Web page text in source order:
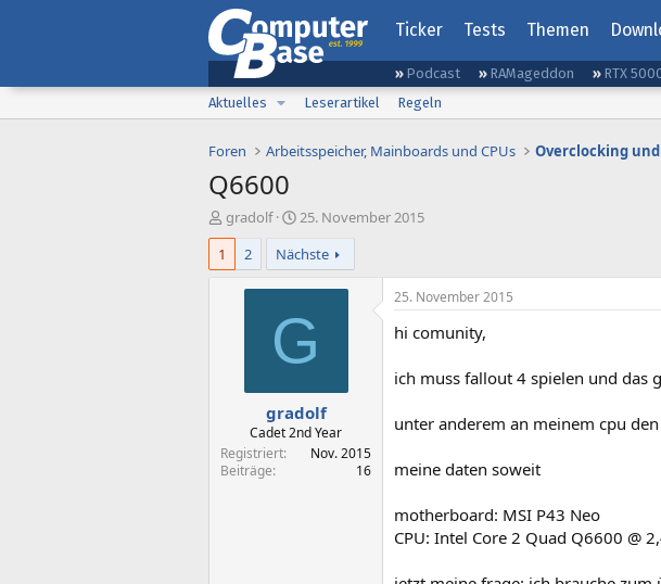
Ticker Tests Themen
Podcast RAMageddon RTX
Aktuelles
Leserartikel Regeln
Foren Arbeitsspeicher, Mainboards und CPUs
Q6600
E
r
t
gradolf
E
r
s
t
e
l
t
m
25. November 2015
1
2 Nächste
G
gradolf
Cadet 2nd Year
Registriert
Nov. 2015
Beiträge
16
25. November 2015
hi comunity,
ich muss fallout 4 spielen und das
unter anderem an meinem cpu
meine daten soweit
motherboard: MSI P43 Neo
CPU: Intel Core 2 Quad Q6600 @